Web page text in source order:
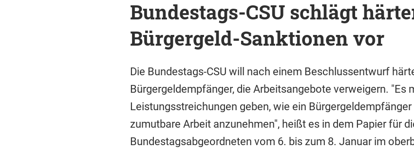
Bundestags-CSU schlägt
Bürgergeld-Sanktionen vor
Die Bundestags-CSU will nach einem Beschlussentwurf
Bürgergeldempfänger, die Arbeitsangebote verweigern. "Es
Leistungsstreichungen geben, wie ein
zumutbare Arbeit anzunehmen", heißt es in dem Papier für
Bundestagsabgeordneten vom 6. bis zum 8. Januar im